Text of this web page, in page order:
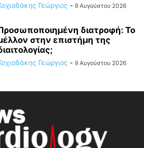
Γεώργιος - 9 Αυγούστου 2026
διατροφή: Το
στην επιστήμη της
Γεώργιος - 9 Αυγούστου 2026